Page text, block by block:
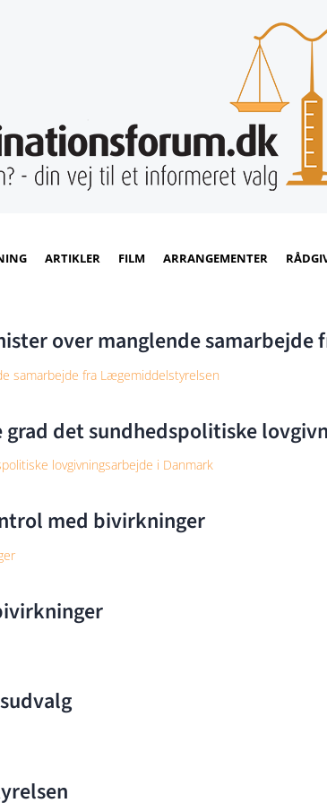
ARTIKLER FILM ARRANGEMENTER
over manglende
samarbejde fra Lægemiddelstyrelsen
det sundhedspolitiske
lovgivningsarbejde i Danmark
med bivirkninger